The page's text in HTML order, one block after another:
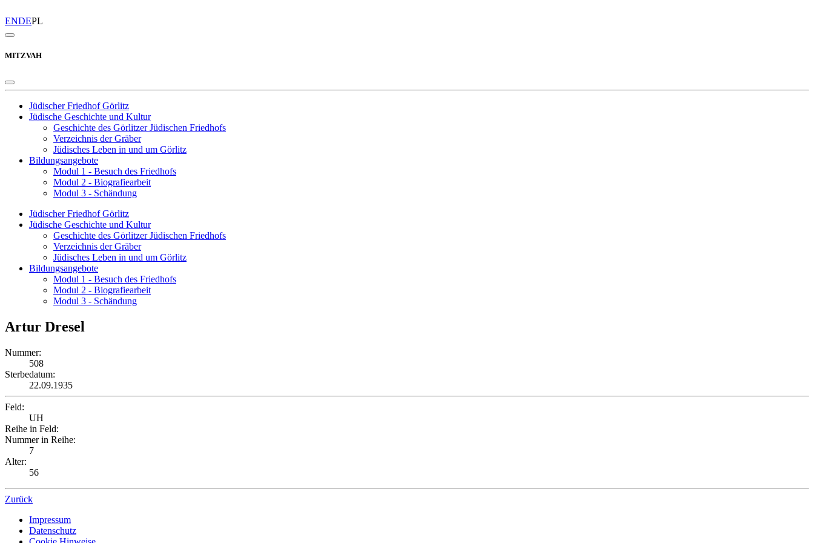
ENDEPL
MITZVAH
Jüdischer Friedhof Görlitz
Jüdische Geschichte und Kultur
Geschichte des Görlitzer Jüdischen Friedhofs
Verzeichnis der Gräber
Jüdisches Leben in und um Görlitz
Bildungsangebote
Modul 1 - Besuch des Friedhofs
Modul 2 - Biografiearbeit
Modul 3 - Schändung
Jüdischer Friedhof Görlitz
Jüdische Geschichte und Kultur
Geschichte des Görlitzer Jüdischen Friedhofs
Verzeichnis der Gräber
Jüdisches Leben in und um Görlitz
Bildungsangebote
Modul 1 - Besuch des Friedhofs
Modul 2 - Biografiearbeit
Modul 3 - Schändung
Artur Dresel
Nummer:
508
Sterbedatum:
22.09.1935
Feld:
UH
Reihe in Feld:
Nummer in Reihe:
7
Alter:
56
Zurück
Impressum
Datenschutz